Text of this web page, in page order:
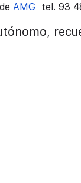
AMG tel. 93